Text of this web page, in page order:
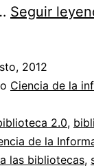
Seguir
2012
Ciencia de la
2.0,
de la
las bibliotecas,